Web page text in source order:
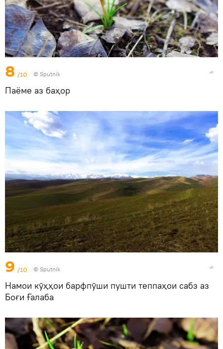
8 /10 © Sputnik
Паёме аз баҳор
9 /10 © Sputnik
Намои кӯҳҳои барфпӯши пушти теппаҳои сабз аз
Боғи Ғалаба